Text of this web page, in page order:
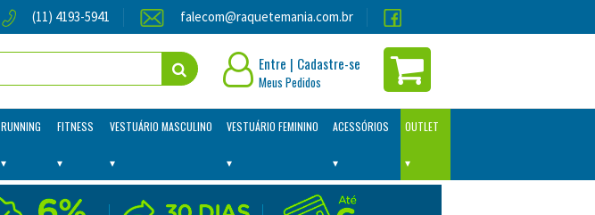
(11) 4193-5941 falecom@raquetemania.com.br
Entre | Cadastre-se
Meus Pedidos
RUNNING FITNESS VESTUÁRIO MASCULINO VESTUÁRIO FEMININO ACESSÓRIOS OUTLET